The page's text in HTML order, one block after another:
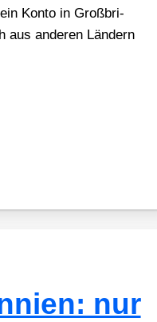
Kon­to in Groß­bri­
aus ande­ren Län­dern
nur